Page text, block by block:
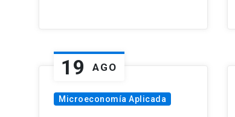
19 AGO
Microeconomía Aplicada